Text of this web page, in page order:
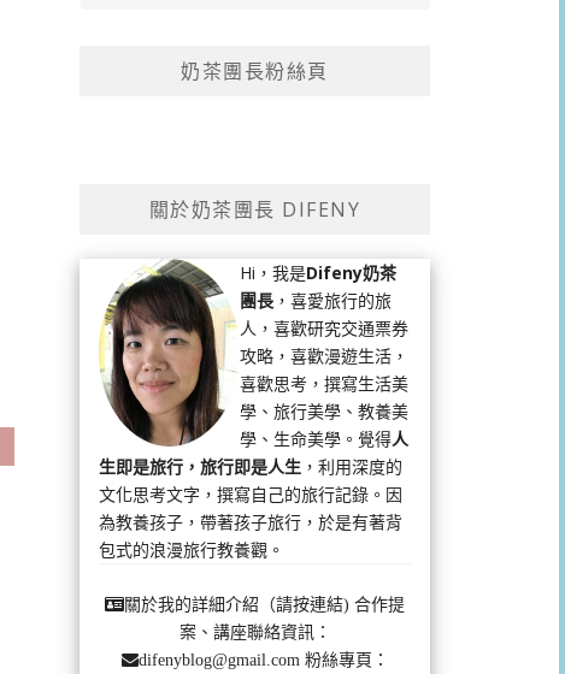
奶茶團長粉絲頁
關於奶茶團長 DIFENY
Hi，我是Difeny奶茶
團長 ，喜愛旅行的旅
人，喜歡研究交通票券
攻略，喜歡漫遊生活，
喜歡思考，撰寫生活美
學、旅行美學、教養美
學、生命美學。覺得人
生即是旅行，旅行即是人生 ，利用深度的
文化思考文字，撰寫自己的旅行記錄。因
為教養孩子，帶著孩子旅行，於是有著背
包式的浪漫旅行教養觀。
關於我的詳細介紹（請按連結) 合作提
案、講座聯絡資訊：
difenyblog@gmail.com粉絲專頁：